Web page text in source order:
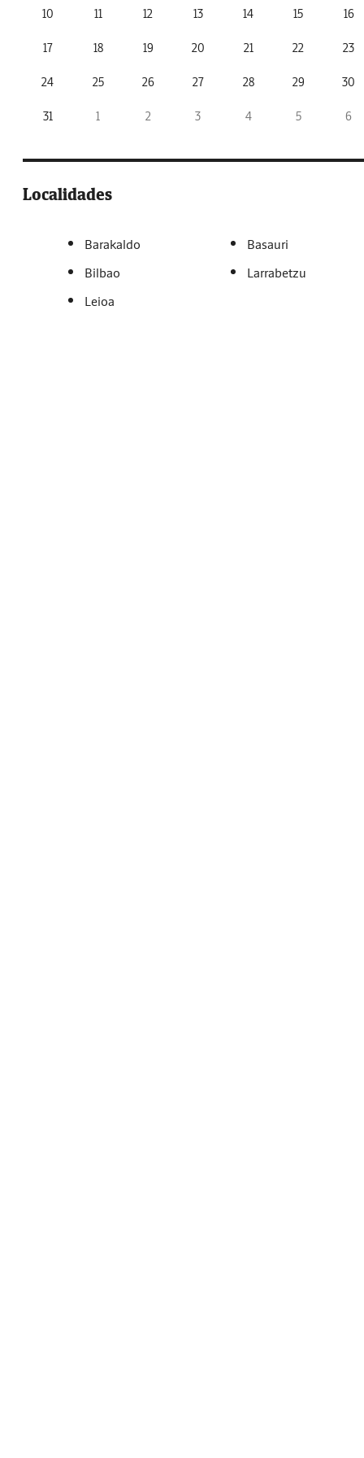
10 11 12 13 14 15 16
17 18 19 20 21 22 23
24 25 26 27 28 29 30
31 1 2 3 4 5 6
Localidades
Barakaldo
Basauri
Bilbao
Larrabetzu
Leioa